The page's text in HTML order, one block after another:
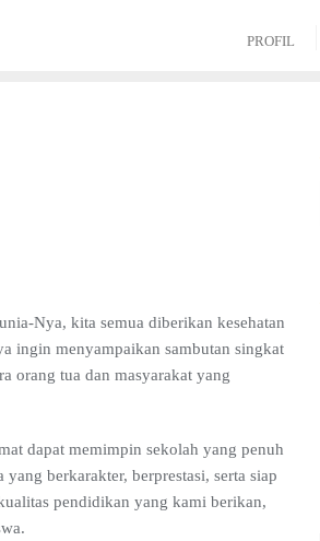
PROFIL
Nya, kita semua diberikan kesehatan
ingin menyampaikan sambutan singkat
orang tua dan masyarakat yang
dapat memimpin sekolah yang penuh
berkarakter, berprestasi, serta siap
pendidikan yang kami berikan,